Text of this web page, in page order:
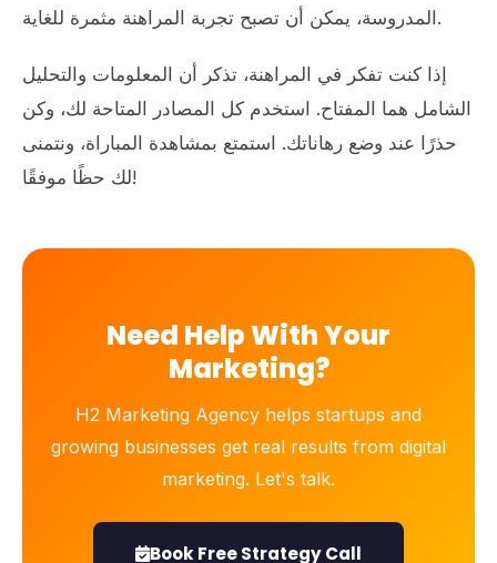
المدروسة، يمكن أن تصبح تجربة المراهنة مثمرة للغاية.
إذا كنت تفكر في المراهنة، تذكر أن المعلومات والتحليل
الشامل هما المفتاح. استخدم كل المصادر المتاحة لك، وكن
حذرًا عند وضع رهاناتك. استمتع بمشاهدة المباراة، ونتمنى
لك حظًا موفقًا!
Need Help With Your
Marketing?
H2 Marketing Agency helps startups and
growing businesses get real results from digital
marketing. Let's talk.
Book Free Strategy Call